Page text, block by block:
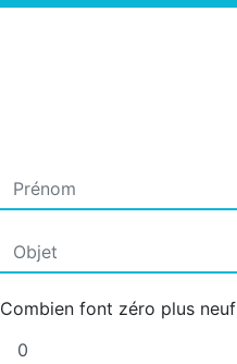
Combien font zéro plus neuf